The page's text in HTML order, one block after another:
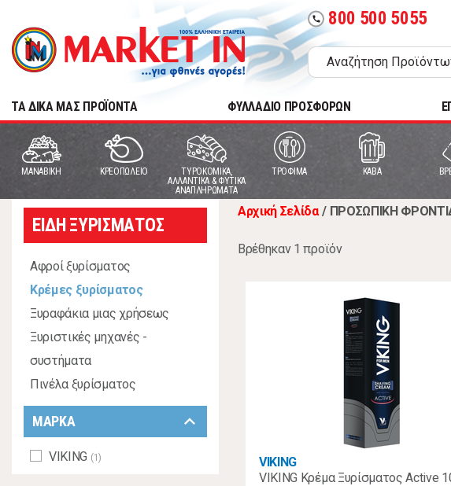
call 800 500 5055
TA ΔΙΚΑ ΜΑΣ ΠΡΟΪΟΝΤΑ ΦΥΛΛΑΔΙΟ ΠΡΟΣΦΟΡΩΝ
MANABIKH ΚΡΕΟΠΩΛΕΙΟ
ΤΥΡΟΚΟΜΙΚΑ,
ΑΛΛΑΝΤΙΚΑ & ΦΥΤΙΚΑ
ΑΝΑΠΛΗΡΩΜΑΤΑ
ΤΡΟΦΙΜΑ ΚΑΒΑ
ΕΙΔΗ ΞΥΡΙΣΜΑΤΟΣ
Αφροί ξυρίσματος
Κρέμες ξυρίσματος
Ξυραφάκια μιας χρήσεως
Ξυριστικές μηχανές -
συστήματα
Πινέλα ξυρίσματος
ΜΑΡΚΑ keyboard_arrow_down
VIKING (1)
Αρχική Σελίδα / ΠΡΟΣΩΠΙΚΗ
Βρέθηκαν 1 προϊόν
VIKING
VIKING Κρέμα Ξυρίσματος Active